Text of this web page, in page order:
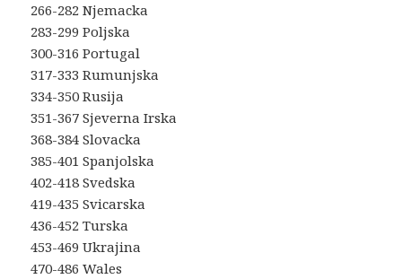
266-282 Njemacka
283-299 Poljska
300-316 Portugal
317-333 Rumunjska
334-350 Rusija
351-367 Sjeverna Irska
368-384 Slovacka
385-401 Spanjolska
402-418 Svedska
419-435 Svicarska
436-452 Turska
453-469 Ukrajina
470-486 Wales